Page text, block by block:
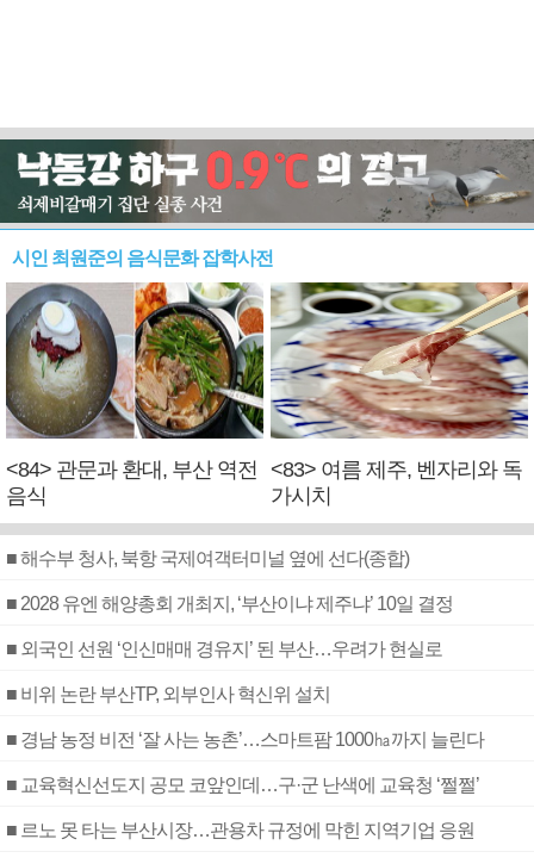
시인 최원준의 음식문화 잡학사전
<84> 관문과 환대, 부산 역전
음식
<83> 여름 제주, 벤자리와 독
가시치
■ 해수부 청사, 북항 국제여객터미널 옆에 선다(종합)
■ 2028 유엔 해양총회 개최지, ‘부산이냐 제주냐’ 10일 결정
■ 외국인 선원 ‘인신매매 경유지’ 된 부산…우려가 현실로
■ 비위 논란 부산TP, 외부인사 혁신위 설치
■ 경남 농정 비전 ‘잘 사는 농촌’…스마트팜 1000㏊까지 늘린다
■ 교육혁신선도지 공모 코앞인데…구·군 난색에 교육청 ‘쩔쩔’
■ 르노 못 타는 부산시장…관용차 규정에 막힌 지역기업 응원